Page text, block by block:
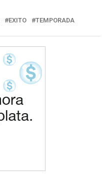
EXITO TEMPORADA